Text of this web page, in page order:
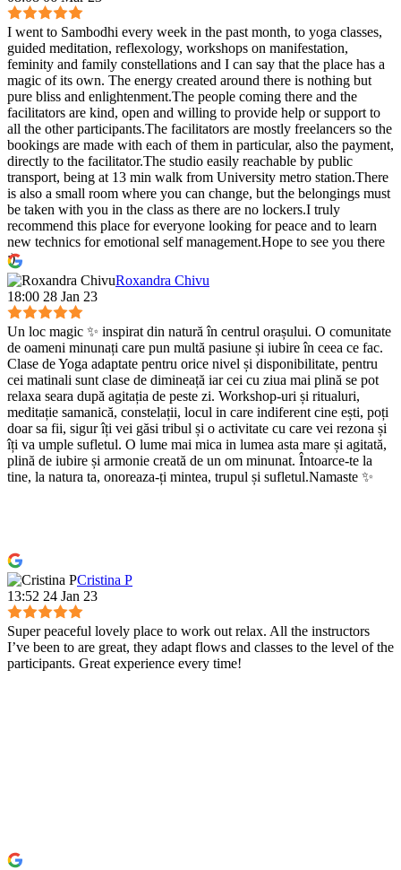
I went to Sambodhi every week in the past month, to yoga classes,
guided meditation, reflexology, workshops on manifestation,
feminity and family constellations and I can say that the place has a
magic of its own. The energy created around there is nothing but
pure bliss and enlightenment.The people coming there and the
facilitators are kind, open and willing to provide help or support to
all the other participants.The facilitators are mostly freelancers so the
bookings are made with each of them in particular, also the payment,
directly to the facilitator.The studio easily reachable by public
transport, being at 13 min walk from University metro station.There
is also a small room where you can change, but the belongings must
be taken with you in the class as there are no lockers.I truly
recommend this place for everyone looking for peace and to learn
new technics for emotional self management.Hope to see you there
:)
Roxandra Chivu
18:00 28 Jan 23
Un loc magic ✨ inspirat din natură în centrul orașului. O comunitate
de oameni minunați care pun multă pasiune și iubire în ceea ce fac.
Clase de Yoga adaptate pentru orice nivel și disponibilitate, pentru
cei matinali sunt clase de dimineață iar cei cu ziua mai plină se pot
relaxa seara după agitația de peste zi. Workshop-uri și ritualuri,
meditație samanică, constelații, locul in care indiferent cine ești, poți
doar sa fii, sigur îți vei găsi tribul și o activitate cu care vei rezona și
îți va umple sufletul. O lume mai mica in lumea asta mare și agitată,
plină de iubire și armonie creată de un om minunat. Întoarce-te la
tine, la natura ta, onoreaza-ți mintea, trupul și sufletul.Namaste ✨
Cristina P
13:52 24 Jan 23
Super peaceful lovely place to work out relax. All the instructors
I’ve been to are great, they adapt flows and classes to the level of the
participants. Great experience every time!